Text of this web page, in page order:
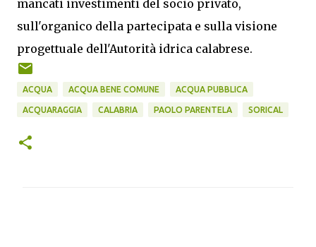
mancati investimenti del socio privato,
sull'organico della partecipata e sulla visione
progettuale dell'Autorità idrica calabrese.
ACQUA ACQUA BENE COMUNE ACQUA PUBBLICA
ACQUARAGGIA CALABRIA PAOLO PARENTELA SORICAL